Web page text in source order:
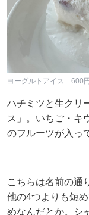
ヨーグルトアイス 600円
ハチミツと生クリ
ス」。いちご・キ
のフルーツが入っ
こちらは名前の通
他の4つよりも短
めなんだとか。シ